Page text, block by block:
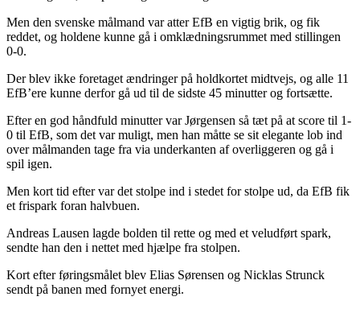
Men den svenske målmand var atter EfB en vigtig brik, og fik
reddet, og holdene kunne gå i omklædningsrummet med stillingen
0-0.
Der blev ikke foretaget ændringer på holdkortet midtvejs, og alle 11
EfB’ere kunne derfor gå ud til de sidste 45 minutter og fortsætte.
Efter en god håndfuld minutter var Jørgensen så tæt på at score til 1-
0 til EfB, som det var muligt, men han måtte se sit elegante lob ind
over målmanden tage fra via underkanten af overliggeren og gå i
spil igen.
Men kort tid efter var det stolpe ind i stedet for stolpe ud, da EfB fik
et frispark foran halvbuen.
Andreas Lausen lagde bolden til rette og med et veludført spark,
sendte han den i nettet med hjælpe fra stolpen.
Kort efter føringsmålet blev Elias Sørensen og Nicklas Strunck
sendt på banen med fornyet energi.